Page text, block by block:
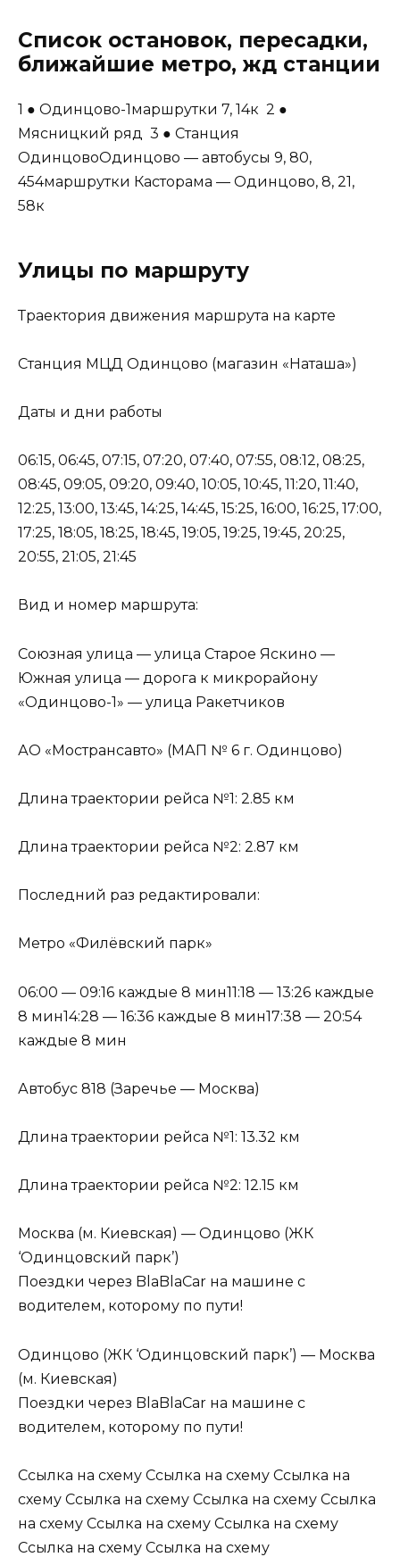
Список остановок, пересадки,
ближайшие метро, жд станции
1 ● Одинцово-1маршрутки 7, 14к 2 ●
Мясницкий ряд 3 ● Станция
ОдинцовоОдинцово — автобусы 9, 80,
454маршрутки Касторама — Одинцово, 8, 21,
58к
Улицы по маршруту
Траектория движения маршрута на карте
Станция МЦД Одинцово (магазин «Наташа»)
Даты и дни работы
06:15, 06:45, 07:15, 07:20, 07:40, 07:55, 08:12, 08:25,
08:45, 09:05, 09:20, 09:40, 10:05, 10:45, 11:20, 11:40,
12:25, 13:00, 13:45, 14:25, 14:45, 15:25, 16:00, 16:25, 17:00,
17:25, 18:05, 18:25, 18:45, 19:05, 19:25, 19:45, 20:25,
20:55, 21:05, 21:45
Вид и номер маршрута:
Союзная улица — улица Старое Яскино —
Южная улица — дорога к микрорайону
«Одинцово-1» — улица Ракетчиков
АО «Мострансавто» (МАП № 6 г. Одинцово)
Длина траектории рейса №1: 2.85 км
Длина траектории рейса №2: 2.87 км
Последний раз редактировали:
Метро «Филёвский парк»
06:00 — 09:16 каждые 8 мин11:18 — 13:26 каждые
8 мин14:28 — 16:36 каждые 8 мин17:38 — 20:54
каждые 8 мин
Автобус 818 (Заречье — Москва)
Длина траектории рейса №1: 13.32 км
Длина траектории рейса №2: 12.15 км
Москва (м. Киевская) — Одинцово (ЖК
‘Одинцовский парк’)
Поездки через BlaBlaCar на машине с
водителем, которому по пути!
Одинцово (ЖК ‘Одинцовский парк’) — Москва
(м. Киевская)
Поездки через BlaBlaCar на машине с
водителем, которому по пути!
Ссылка на схему Ссылка на схему Ссылка на
схему Ссылка на схему Ссылка на схему Ссылка
на схему Ссылка на схему Ссылка на схему
Ссылка на схему Ссылка на схему